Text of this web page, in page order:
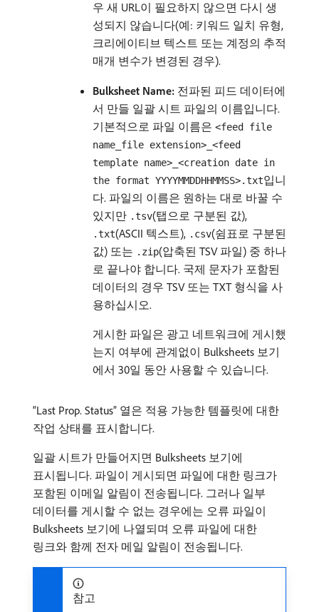
우 새 URL이 필요하지 않으면 다시 생
성되지 않습니다(예: 키워드 일치 유형,
크리에이티브 텍스트 또는 계정의 추적
매개 변수가 변경된 경우).
Bulksheet Name: 전파된 피드 데이터에
서 만들 일괄 시트 파일의 이름입니다.
기본적으로 파일 이름은 <feed file
name_file extension>_<feed
template name>_<creation date in
the format YYYYMMDDHHMMSS>.txt입니
다. 파일의 이름은 원하는 대로 바꿀 수
있지만 .tsv(탭으로 구분된 값),
.txt(ASCII 텍스트), .csv(쉼표로 구분된
값) 또는 .zip(압축된 TSV 파일) 중 하나
로 끝나야 합니다. 국제 문자가 포함된
데이터의 경우 TSV 또는 TXT 형식을 사
용하십시오.
게시한 파일은 광고 네트워크에 게시했
는지 여부에 관계없이 Bulksheets 보기
에서 30일 동안 사용할 수 있습니다.
“Last Prop. Status” 열은 적용 가능한 템플릿에 대한
작업 상태를 표시합니다.
일괄 시트가 만들어지면 Bulksheets 보기에
표시됩니다. 파일이 게시되면 파일에 대한 링크가
포함된 이메일 알림이 전송됩니다. 그러나 일부
데이터를 게시할 수 없는 경우에는 오류 파일이
Bulksheets 보기에 나열되며 오류 파일에 대한
링크와 함께 전자 메일 알림이 전송됩니다.
참고